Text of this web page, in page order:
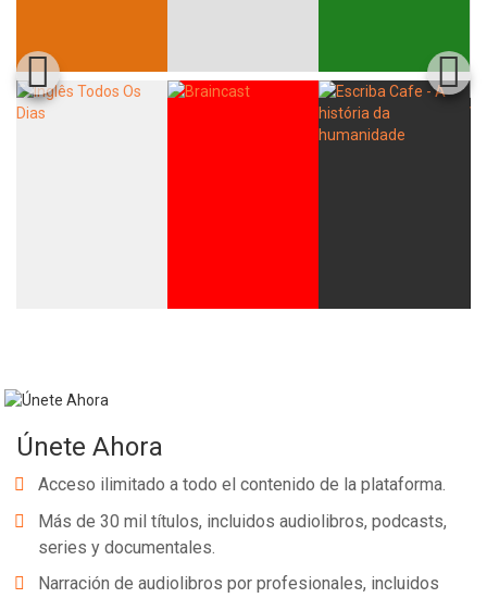
Únete Ahora
Acceso ilimitado a todo el contenido de la plataforma.
Más de 30 mil títulos, incluidos audiolibros, podcasts,
series y documentales.
Narración de audiolibros por profesionales, incluidos